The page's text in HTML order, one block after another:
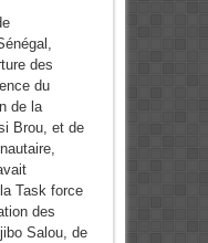
des
du
de la
Brou, et de
Task force
des
Salou, de